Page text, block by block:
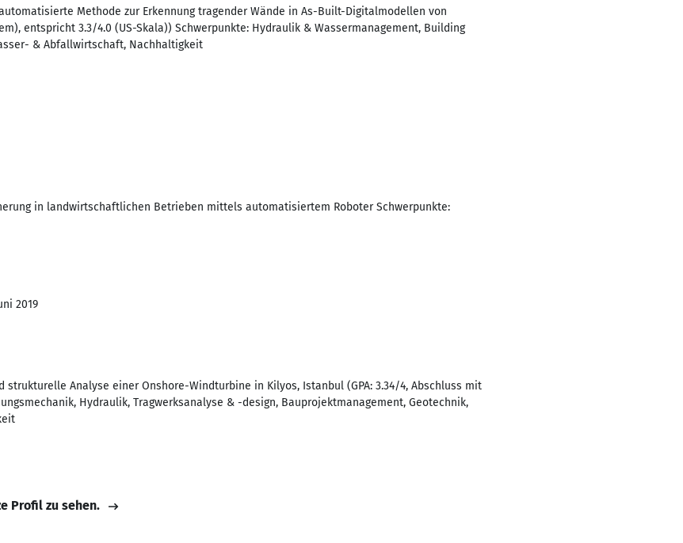
Methode zur Erkennung tragender Wände in As-Built-Digitalmodellen von
entspricht 3.3/4.0 (US-Skala)) Schwerpunkte: Hydraulik & Wassermanagement, Building
& Abfallwirtschaft, Nachhaltigkeit
in landwirtschaftlichen Betrieben mittels automatisiertem Roboter Schwerpunkte:
2019
strukturelle Analyse einer Onshore-Windturbine in Kilyos, Istanbul (GPA: 3.34/4, Abschluss mit
Hydraulik, Tragwerksanalyse & -design, Bauprojektmanagement, Geotechnik,
Profil zu sehen.